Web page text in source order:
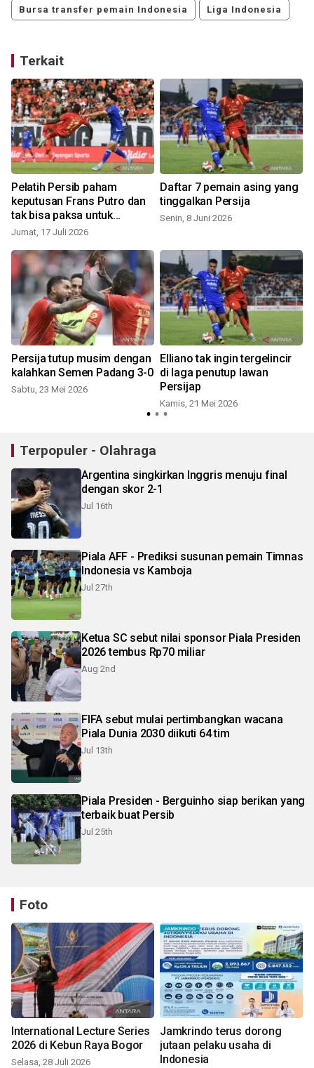
Bursa transfer pemain Indonesia Liga Indonesia
Terkait
Pelatih Persib paham
keputusan Frans Putro dan
tak bisa paksa untuk
bertahan
Jumat, 17 Juli 2026
Daftar 7 pemain asing yang
tinggalkan Persija
Senin, 8 Juni 2026
Persija tutup musim dengan
kalahkan Semen Padang 3-0
Sabtu, 23 Mei 2026
Elliano tak ingin tergelincir
di laga penutup lawan
Persijap
Kamis, 21 Mei 2026
Terpopuler - Olahraga
Argentina singkirkan Inggris menuju final
dengan skor 2-1
Jul 16th
Piala AFF - Prediksi susunan pemain Timnas
Indonesia vs Kamboja
Jul 27th
Ketua SC sebut nilai sponsor Piala Presiden
2026 tembus Rp70 miliar
Aug 2nd
FIFA sebut mulai pertimbangkan wacana
Piala Dunia 2030 diikuti 64 tim
Jul 13th
Piala Presiden - Berguinho siap berikan yang
terbaik buat Persib
Jul 25th
Foto
International Lecture Series
2026 di Kebun Raya Bogor
Selasa, 28 Juli 2026
Jamkrindo terus dorong
jutaan pelaku usaha di
Indonesia